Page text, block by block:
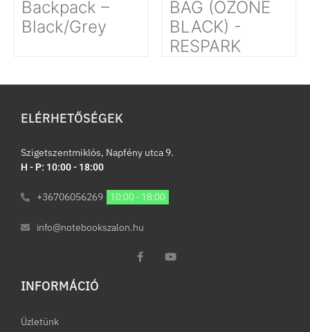
Backpack –
Black/Grey
BAG (OZONE
BLACK) -
RESPARK
ELÉRHETŐSÉGEK
Szigetszentmiklós, Napfény utca 9.
H - P: 10:00 - 18:00
+36706056269 10:00 - 18:00
info@notebookszalon.hu
INFORMÁCIÓ​
Üzletünk